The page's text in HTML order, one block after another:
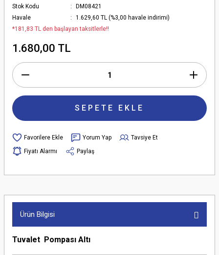
Stok Kodu
DM08421
Havale
1.629,60 TL (%3,00 havale indirimi)
*181,83 TL den başlayan taksitlerle!!
1.680,00 TL
SEPETE EKLE
Yorum Yap
Tavsiye Et
Fiyatı Alarmı
Paylaş
Ürün Bilgisi
Tuvalet Pompası Altı